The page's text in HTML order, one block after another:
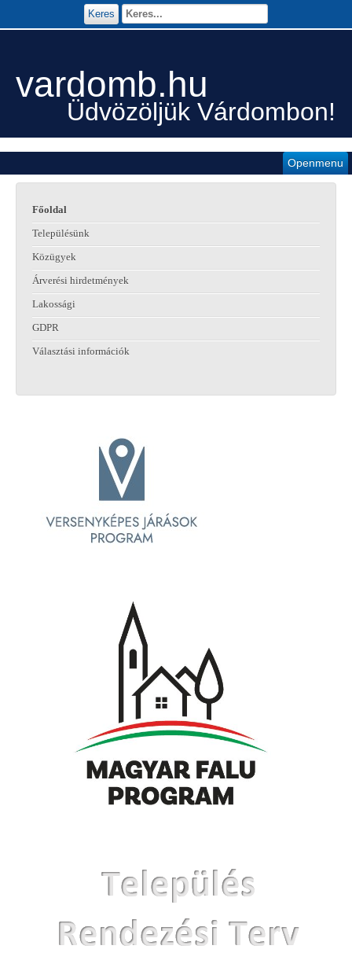
vardomb.hu
Üdvözöljük Várdombon!
Openmenu
Keres
Főoldal
Településünk
Közügyek
Árverési hirdetmények
Lakossági
GDPR
Választási információk